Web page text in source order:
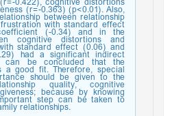
(r=-0.363) (p<0.01). Also,
between relationship
with standard effect
(-0.34) and in the
cognitive distortions and
standard effect (0.06) and
had a significant indirect
can be concluded that the
a good fit. Therefore, special
should be given to the
quality, cognitive
because by knowing
step can be taken to
relationships.